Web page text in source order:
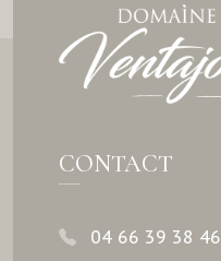
CONTACT
04 66 39 38 46